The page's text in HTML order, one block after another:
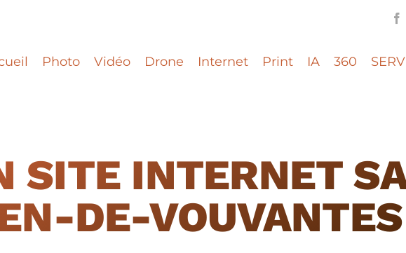
Photo Vidéo Drone Internet Print IA 360
SITE INTERNET
DE-VOUVANTES